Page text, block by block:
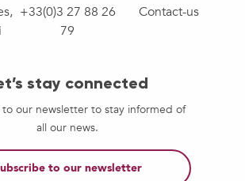
+33(0)3 27 88 26
79
Contact-us
stay connected
to our newsletter to stay informed of
all our news.
to our newsletter